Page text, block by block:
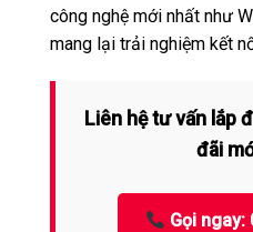
công nghệ mới nhất như
mang lại trải nghiệm kết
Liên hệ tư vấn lắp
đãi
Gọi ngay: